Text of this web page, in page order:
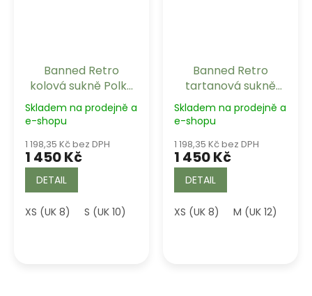
Banned Retro
kolová sukně Polka
Dot Days - Navy
Skladem na prodejně a
e-shopu
1 198,35 Kč bez DPH
1 450 Kč
DETAIL
XS (UK 8) S (UK 10) M (UK 12) L (UK 14) XL (UK 16)
Banned Retro
tartanová sukně
Sweet Check
Skladem na prodejně a
e-shopu
1 198,35 Kč bez DPH
1 450 Kč
DETAIL
XS (UK 8) M (UK 12)